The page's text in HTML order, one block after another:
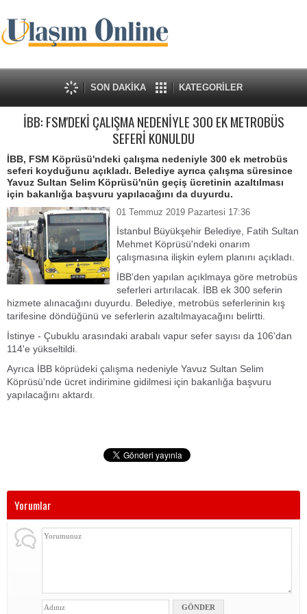
SON DAKİKA KATEGORİLER
İBB: FSM'DEKİ ÇALIŞMA NEDENİYLE 300 EK METROBÜS
SEFERİ KONULDU
İBB, FSM Köprüsü'ndeki çalışma nedeniyle 300 ek metrobüs
seferi koyduğunu açıkladı. Belediye ayrıca çalışma süresince
Yavuz Sultan Selim Köprüsü'nün geçiş ücretinin azaltılması
için bakanlığa başvuru yapılacağını da duyurdu.
01 Temmuz 2019 Pazartesi 17:36
İstanbul Büyükşehir Belediye, Fatih Sultan
Mehmet Köprüsü'ndeki onarım
çalışmasına ilişkin eylem planını açıkladı.
İBB'den yapılan açıklmaya göre metrobüs
seferleri artırılacak. İBB ek 300 seferin
hizmete alınacağını duyurdu. Belediye, metrobüs seferlerinin kış
tarifesine döndüğünü ve seferlerin azaltılmayacağını belirtti.
İstinye - Çubuklu arasındaki arabalı vapur sefer sayısı da 106'dan
114'e yükseltildi.
Ayrıca İBB köprüdeki çalışma nedeniyle Yavuz Sultan Selim
Köprüsü'nde ücret indirimine gidilmesi için bakanlığa başvuru
yapılacağını aktardı.
Yorumlar